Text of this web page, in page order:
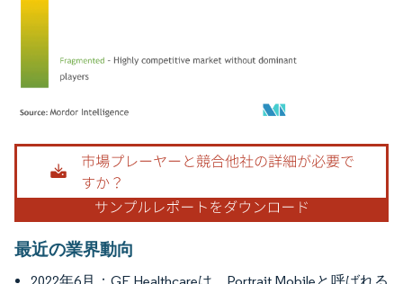
画像 © Mordor Intelligence。再利用にはCC BY 4.0の表示が必要です。
最近の業界動向